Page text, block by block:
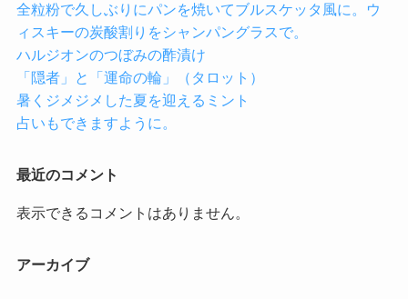
全粒粉で久しぶりにパンを焼いてブルスケッタ風に。ウ
ィスキーの炭酸割りをシャンパングラスで。
ハルジオンのつぼみの酢漬け
「隠者」と「運命の輪」（タロット）
暑くジメジメした夏を迎えるミント
占いもできますように。
最近のコメント
表示できるコメントはありません。
アーカイブ